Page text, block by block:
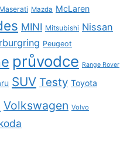
Maserati Mazda McLaren
MINI Mitsubishi Nissan
Peugeot
průvodce Range Rover
SUV Testy Toyota
Volkswagen Volvo